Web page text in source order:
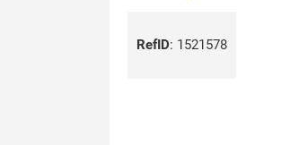
RefID: 1521578